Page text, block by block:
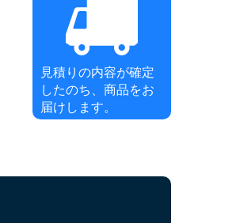
見積りの内容が確定
したのち、商品をお
届けします。